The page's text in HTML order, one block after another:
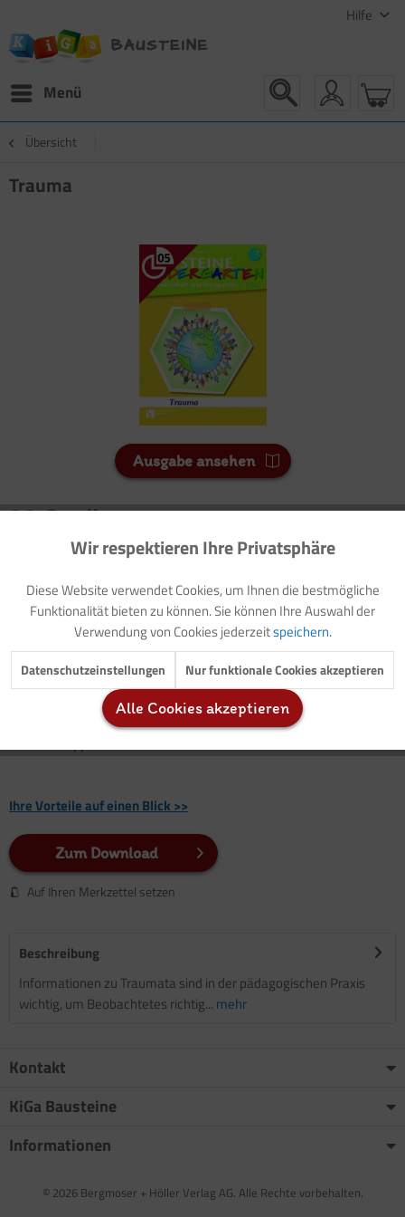
Hilfe
Menü
Übersicht
Trauma
Ausgabe ansehen
22 Credits
Für Sie als Mitglied entspricht dies 2,20 Euro.
Seitenanzahl
Vorwort: Thematische Einführung (mit Buchtipp)
Hintergrundinformationen: Trauma
Entspannungsübung: Traumreise
Ihre Vorteile auf einen Blick >>
Zum Download
Auf Ihren Merkzettel setzen
Beschreibung
Informationen zu Traumata sind in der pädagogischen Praxis
wichtig, um Beobachtetes richtig... mehr
Kontakt
KiGa Bausteine
Informationen
© 2026 Bergmoser + Höller Verlag AG. Alle Rechte vorbehalten.
Funktionale Aktiv
Marketing Inaktiv
Tracking Inaktiv
Inaktiv
Wir respektieren Ihre Privatsphäre
Diese Website verwendet Cookies, um Ihnen die bestmögliche
Funktionalität bieten zu können. Sie können Ihre Auswahl der
Verwendung von Cookies jederzeitspeichern.
Datenschutzeinstellungen Nur funktionale Cookies akzeptieren
Alle Cookies akzeptieren